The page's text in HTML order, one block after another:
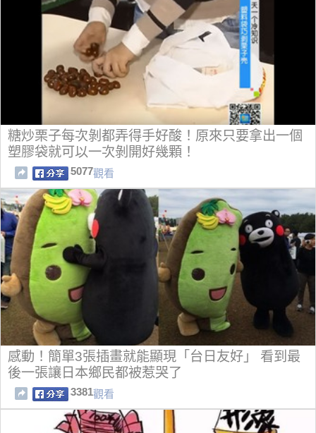
糖炒栗子每次剝都弄得手好酸！原來只要拿出一個
塑膠袋就可以一次剝開好幾顆！
5077觀看
感動！簡單3張插畫就能顯現「台日友好」 看到最
後一張讓日本鄉民都被惹哭了
3381觀看